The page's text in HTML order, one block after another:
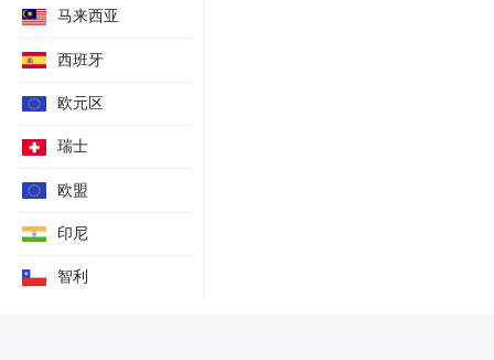
私人新增资本支出年率
企业获利年率
ANZ消费者信心指数
HIA私人新住房销售月率
投资房贷款值月率
住房贷款值月率
RBA外汇交易-市场渠道
马来西亚
西班牙
欧元区
瑞士
欧盟
印尼
智利